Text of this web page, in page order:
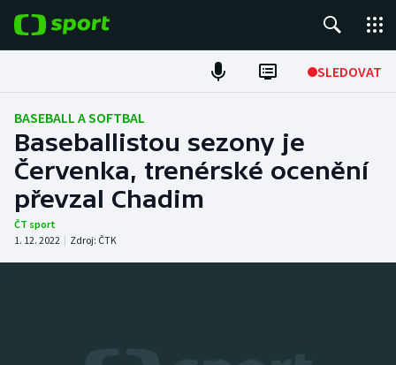
SLEDOVAT
Fotbal
Hokej
Tenis
Atletika
BASEBALL A SOFTBAL
Baseballistou sezony je
Červenka, trenérské ocenění
převzal Chadim
ČT sport
1. 12. 2022 | Zdroj: ČTK